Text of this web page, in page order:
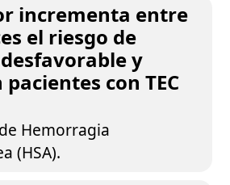
incrementa entre
el riesgo de
y
con TEC
Hemorragia
(HSA).